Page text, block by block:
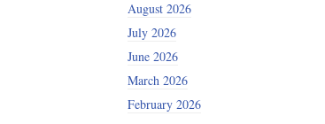
August 2026
July 2026
June 2026
March 2026
February 2026